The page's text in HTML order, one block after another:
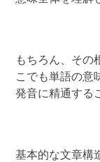
もちろん、その
こでも単語の意
発音に精通する
基本的な文章構